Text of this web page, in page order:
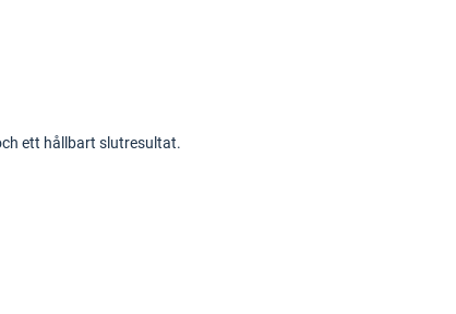
ett hållbart slutresultat.